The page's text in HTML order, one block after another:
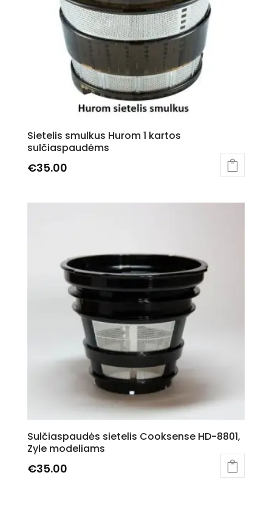
Sietelis smulkus Hurom 1 kartos
sulčiaspaudėms
€35.00
Sulčiaspaudės sietelis Cooksense HD-8801,
Zyle modeliams
€35.00